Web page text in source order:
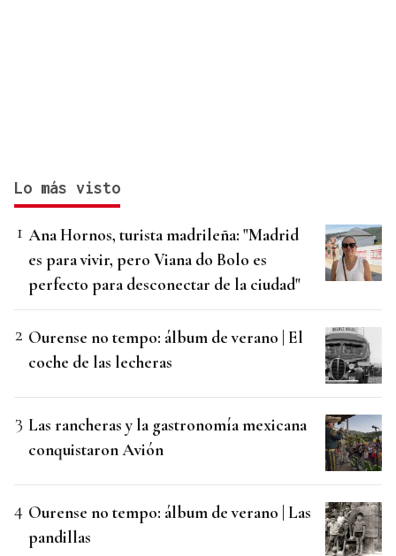
Lo más visto
Ana Hornos, turista madrileña: "Madrid
es para vivir, pero Viana do Bolo es
perfecto para desconectar de la ciudad"
Ourense no tempo: álbum de verano | El
coche de las lecheras
Las rancheras y la gastronomía mexicana
conquistaron Avión
Ourense no tempo: álbum de verano | Las
pandillas